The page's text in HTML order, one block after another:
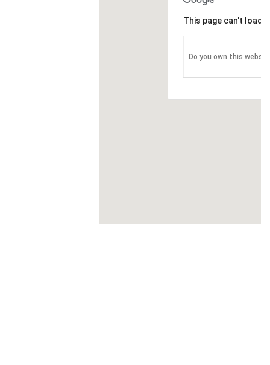
This page can't load
Do you own this